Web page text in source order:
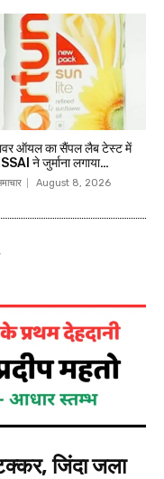
ऑयल का सैंपल लैब टेस्ट में
ने जुर्माना लगाया…
August 8, 2026